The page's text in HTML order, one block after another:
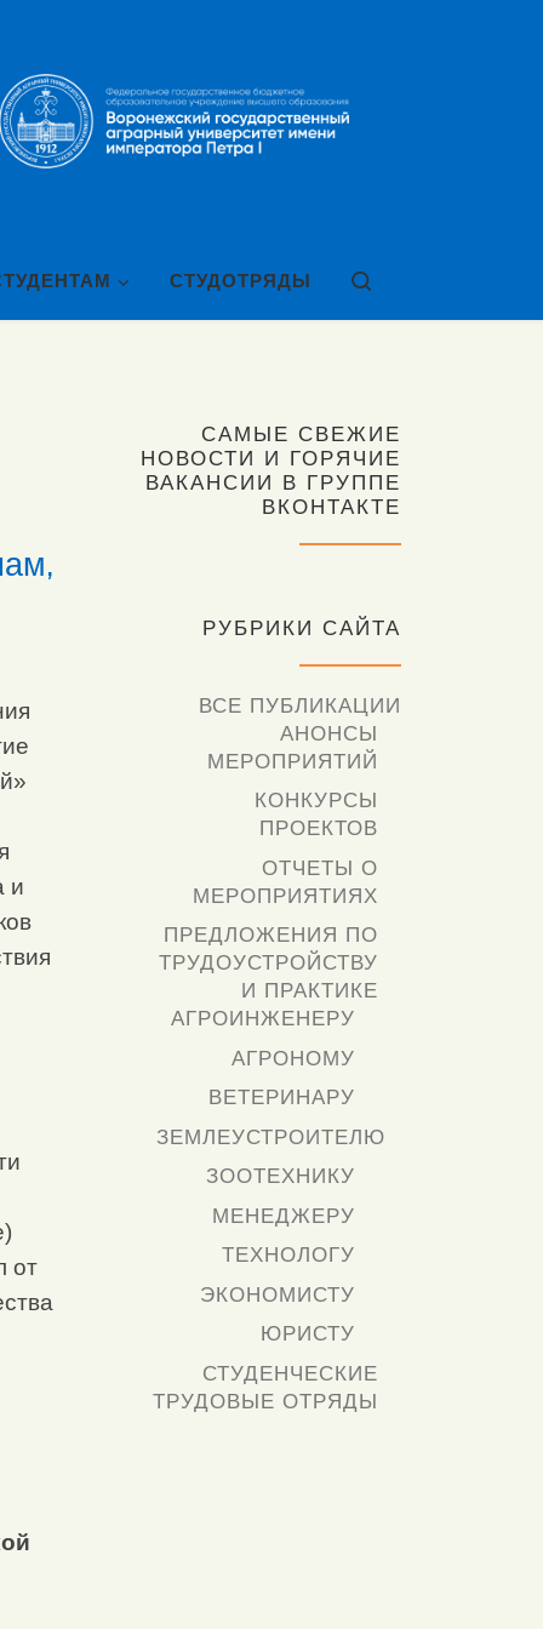
СТУДОТРЯДЫ
и
от
САМЫЕ СВЕЖИЕ
НОВОСТИ И ГОРЯЧИЕ
ВАКАНСИИ В ГРУППЕ
ВКОНТАКТЕ
РУБРИКИ САЙТА
ВСЕ ПУБЛИКАЦИИ
АНОНСЫ
МЕРОПРИЯТИЙ
КОНКУРСЫ
ПРОЕКТОВ
ОТЧЕТЫ О
МЕРОПРИЯТИЯХ
ПРЕДЛОЖЕНИЯ ПО
ТРУДОУСТРОЙСТВУ
И ПРАКТИКЕ
АГРОИНЖЕНЕРУ
АГРОНОМУ
ВЕТЕРИНАРУ
ЗЕМЛЕУСТРОИТЕЛЮ
ЗООТЕХНИКУ
МЕНЕДЖЕРУ
ТЕХНОЛОГУ
ЭКОНОМИСТУ
ЮРИСТУ
СТУДЕНЧЕСКИЕ
ТРУДОВЫЕ ОТРЯДЫ